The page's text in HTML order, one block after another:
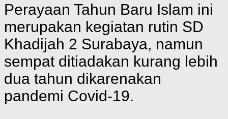
Perayaan Tahun Baru Islam ini
merupakan kegiatan rutin SD
Khadijah 2 Surabaya, namun
sempat ditiadakan kurang lebih
dua tahun dikarenakan
pandemi Covid-19.